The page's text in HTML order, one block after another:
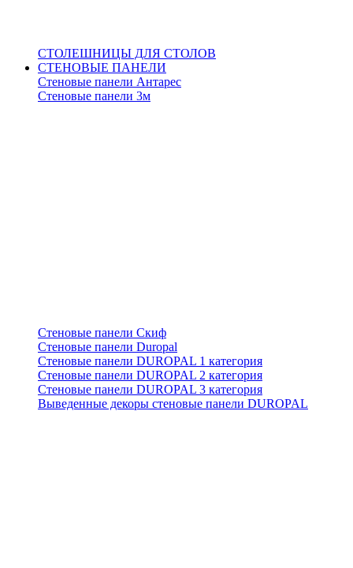
СТОЛЕШНИЦЫ ДЛЯ СТОЛОВ
СТЕНОВЫЕ ПАНЕЛИ
Стеновые панели Антарес
Стеновые панели 3м
Стеновые панели Скиф
Стеновые панели Duropal
Стеновые панели DUROPAL 1 категория
Стеновые панели DUROPAL 2 категория
Стеновые панели DUROPAL 3 категория
Выведенные декоры стеновые панели DUROPAL